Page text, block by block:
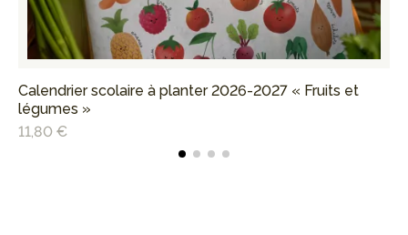
Calendrier scolaire à planter 2026-2027 « Fruits et
légumes »
11,80 €